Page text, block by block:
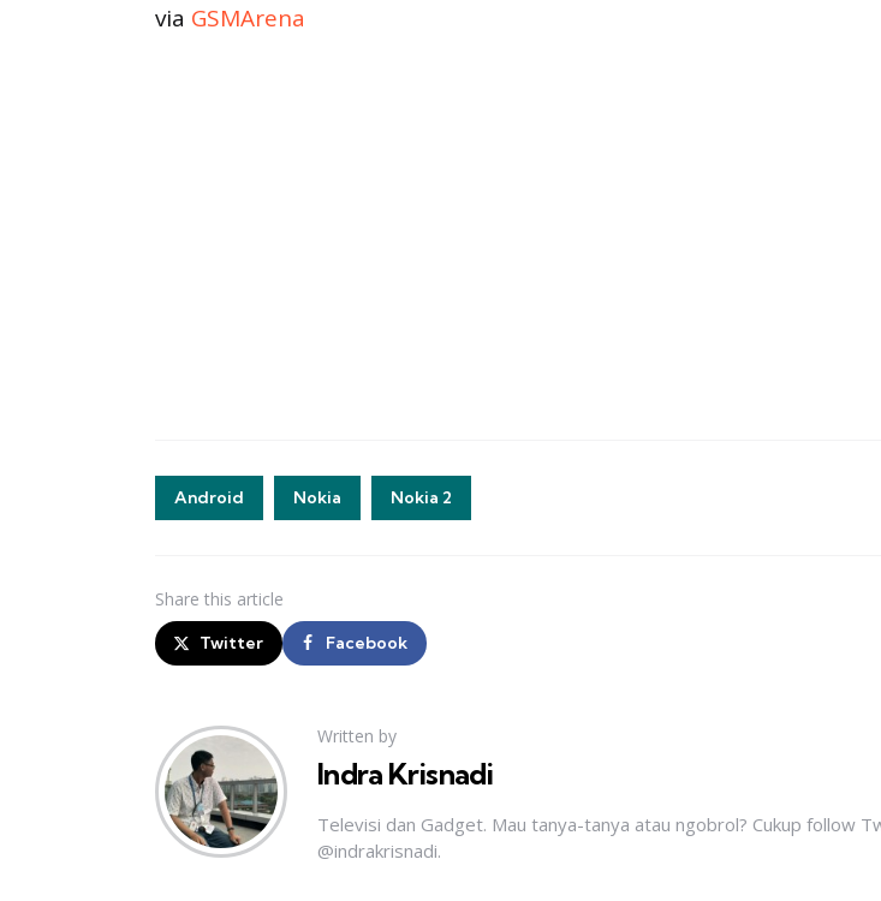
via GSMArena
Android Nokia Nokia 2
Share this article
Twitter Facebook
Written by
Indra Krisnadi
Televisi dan Gadget. Mau tanya-tanya atau ngobrol? Cukup follow
@indrakrisnadi.